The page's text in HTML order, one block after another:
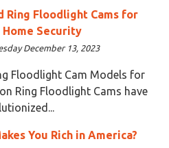
Ring Floodlight Cams for
Home Security
December 13, 2023
Floodlight Cam Models for
Ring Floodlight Cams have
You Rich in America?